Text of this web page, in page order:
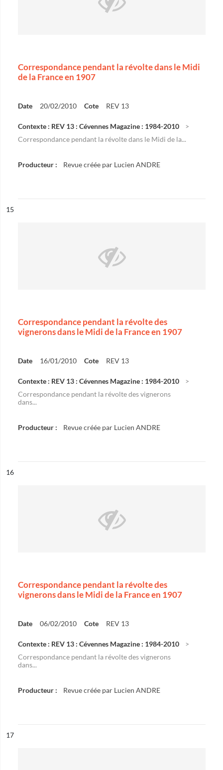
Correspondance pendant la révolte dans le Midi
de la France en 1907
Date 20/02/2010 Cote REV 13
Contexte : REV 13 : Cévennes Magazine : 1984-2010
Correspondance pendant la révolte dans le Midi de la...
Producteur : Revue créée par Lucien ANDRE
n°
15
Correspondance pendant la révolte des
vignerons dans le Midi de la France en 1907
Date 16/01/2010 Cote REV 13
Contexte : REV 13 : Cévennes Magazine : 1984-2010
Correspondance pendant la révolte des vignerons
dans...
Producteur : Revue créée par Lucien ANDRE
n°
16
Correspondance pendant la révolte des
vignerons dans le Midi de la France en 1907
Date 06/02/2010 Cote REV 13
Contexte : REV 13 : Cévennes Magazine : 1984-2010
Correspondance pendant la révolte des vignerons
dans...
Producteur : Revue créée par Lucien ANDRE
n°
17